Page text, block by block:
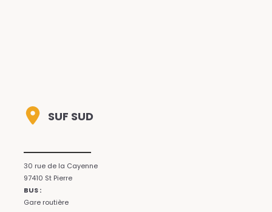
SUF SUD
30 rue de la Cayenne
97410 St Pierre
BUS :
Gare routière